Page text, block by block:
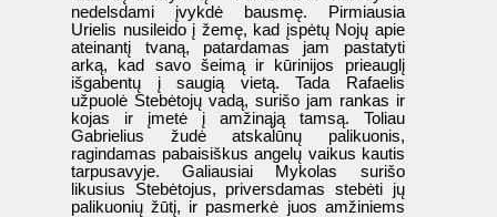
nedelsdami įvykdė bausmę. Pirmiausia
Urielis nusileido į žemę, kad įspėtų Nojų apie
ateinantį tvaną, patardamas jam pastatyti
arką, kad savo šeimą ir kūrinijos prieauglį
išgabentų į saugią vietą. Tada Rafaelis
užpuolė Stebėtojų vadą, surišo jam rankas ir
kojas ir įmetė į amžinąją tamsą. Toliau
Gabrielius žudė atskalūnų palikuonis,
ragindamas pabaisiškus angelų vaikus kautis
tarpusavyje. Galiausiai Mykolas surišo
likusius Stebėtojus, priversdamas stebėti jų
palikuonių žūtį, ir pasmerkė juos amžiniems